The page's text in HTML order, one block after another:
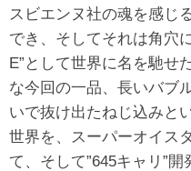
スビエンヌ社の魂を感じ
でき、そしてそれは角穴
E”として世界に名を馳せ
な今回の一品、長いバブ
いで抜け出たねじ込みと
世界を、スーパーオイス
て、そして”645キャリ”